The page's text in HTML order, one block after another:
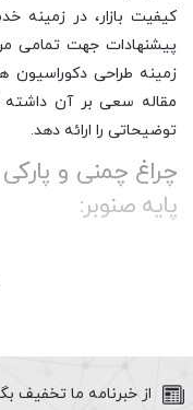
کیفیت بازار، در زمینه
پیشنهادات جهت تمامی
زمینه طراحی دکوراسیون
مقاله سعی بر آن
توضیحاتی را ارائه دهد.
چراغ چمنی و
پایه صنوبر:
از سایرین عمل کنند، اما
ظرایف سلیقه‌ی خاصی که
ترکیب یک طراحی کلاسیک
از خبرنامه ما تخفیف